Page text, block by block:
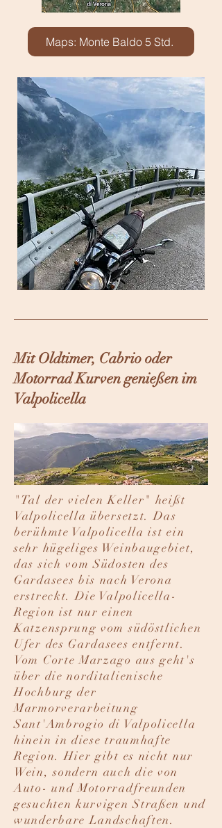
Maps: Monte Baldo 5 Std.
Mit Oldtimer, Cabrio oder
Motorrad Kurven genießen im
Valpolicella
​"Tal der vielen Keller" heißt
Valpolicella übersetzt. Das
berühmte Valpolicella ist ein
sehr hügeliges Weinbaugebiet,
das sich vom Südosten des
Gardasees bis nach Verona
erstreckt. Die Valpolicella-
Region ist nur einen
Katzensprung vom südöstlichen
Ufer des Gardasees entfernt.
Vom Corte Marzago aus geht's
über die norditalienische
Hochburg der
Marmorverarbeitung
Sant'Ambrogio di Valpolicella
hinein in diese traumhafte
Region. Hier gibt es nicht nur
Wein, sondern auch die von
Auto- und Motorradfreunden
gesuchten kurvigen Straßen und
wunderbare Landschaften.